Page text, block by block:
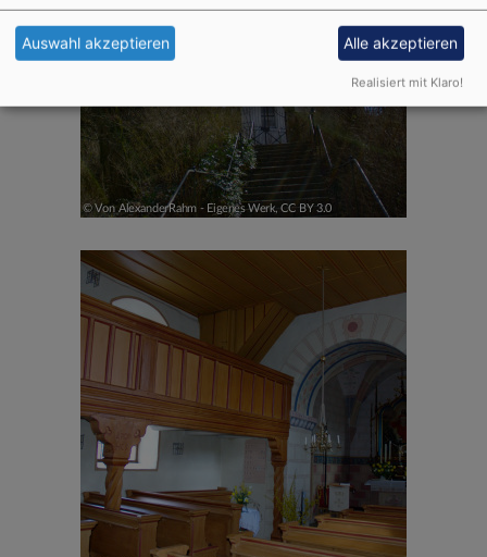
Auswahl akzeptieren Alle akzeptieren
Realisiert mit Klaro!